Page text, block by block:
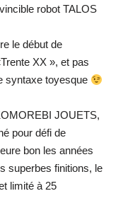
robot TALOS
le début de
XX », et pas
syntaxe toyesque
JOUETS,
pour défi de
bon les années
superbes finitions, le
limité à 25